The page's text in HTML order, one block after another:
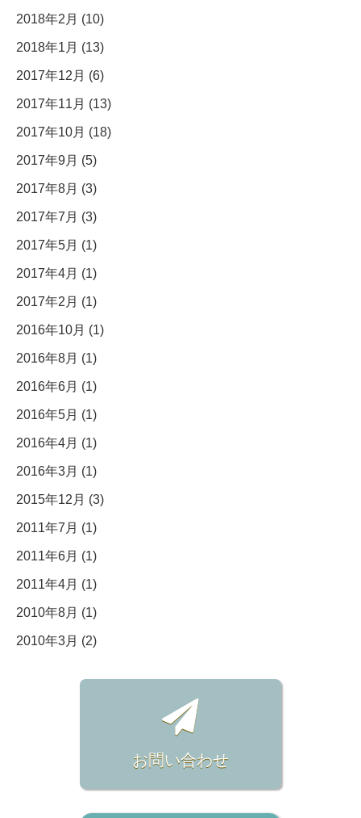
2018年2月 (10)
2018年1月 (13)
2017年12月 (6)
2017年11月 (13)
2017年10月 (18)
2017年9月 (5)
2017年8月 (3)
2017年7月 (3)
2017年5月 (1)
2017年4月 (1)
2017年2月 (1)
2016年10月 (1)
2016年8月 (1)
2016年6月 (1)
2016年5月 (1)
2016年4月 (1)
2016年3月 (1)
2015年12月 (3)
2011年7月 (1)
2011年6月 (1)
2011年4月 (1)
2010年8月 (1)
2010年3月 (2)
お問い合わせ